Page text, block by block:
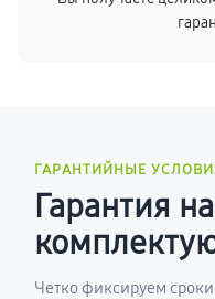
ГАРАНТИЙНЫЕ
Гарантия
Четко фиксируем